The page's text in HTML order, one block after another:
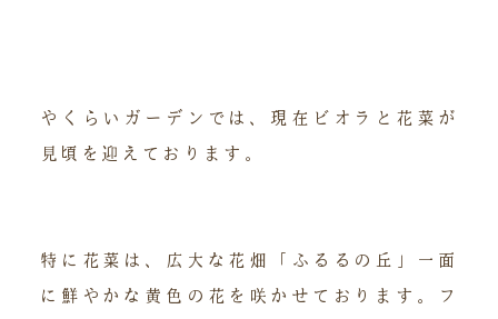
やくらいガーデンでは、現在ビオラと花菜が
見頃を迎えております。
特に花菜は、広大な花畑「ふるるの丘」一面
に鮮やかな黄色の花を咲かせております。フ